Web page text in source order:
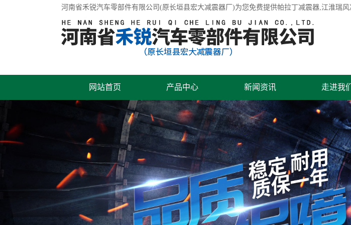
河南省禾锐汽车零部件有限公司(原长垣县宏大减震器厂)为您免费提供帕拉丁减震器,江淮瑞
网站首页 产品中心 新闻资讯 走进我们